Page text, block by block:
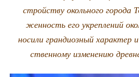
строй­ству околь­но­го горо­да
жен­ность его укреп­ле­ний
носи­ли гран­ди­оз­ный харак­тер
ствен­но­му изме­не­нию